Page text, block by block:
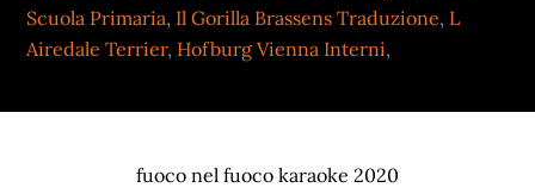
Scuola Primaria, Il Gorilla Brassens Traduzione, L
Airedale Terrier, Hofburg Vienna Interni,
fuoco nel fuoco karaoke 2020